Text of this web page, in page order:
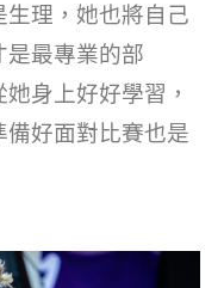
理，她也將自己
是最專業的部
身上好好學習，
好面對比賽也是